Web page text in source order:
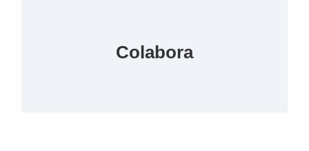
Colabora